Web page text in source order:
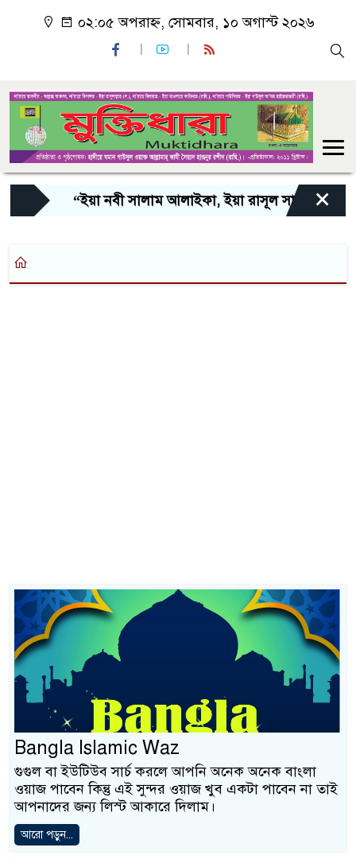
০২:০৫ অপরাহ্ন, সোমবার, ১০ অগাস্ট ২০২৬
“ইয়া নবী সালাম আলাইকা, ইয়া রাসূল সালাম×
Bangla Islamic Waz
গুগুল বা ইউটিউব সার্চ করলে আপনি অনেক অনেক বাংলা
ওয়াজ পাবেন কিন্তু এই সুন্দর ওয়াজ খুব একটা পাবেন না তাই
আপনাদের জন্য লিস্ট আকারে দিলাম।
আরো পড়ুন...